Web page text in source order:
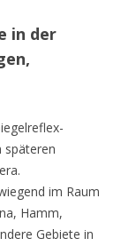
in der
späteren
im Raum
Hamm,
Gebiete in